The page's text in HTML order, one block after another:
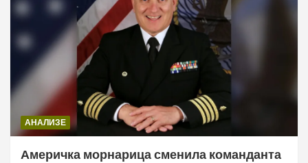
АНАЛИЗЕ
Америчка морнарица сменила команданта